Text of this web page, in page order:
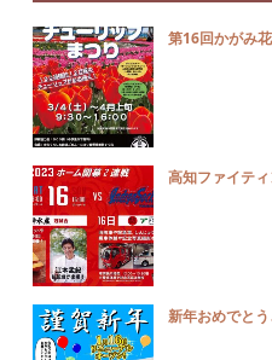
第16回かがみ
高知ファイテ
新年おめでと